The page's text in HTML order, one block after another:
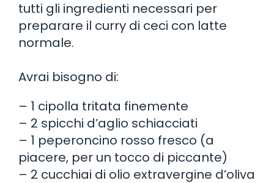
tutti gli ingredienti necessari per
preparare il curry di ceci con latte
normale.
Avrai bisogno di:
– 1 cipolla tritata finemente
– 2 spicchi d’aglio schiacciati
– 1 peperoncino rosso fresco (a
piacere, per un tocco di piccante)
– 2 cucchiai di olio extravergine d’oliva